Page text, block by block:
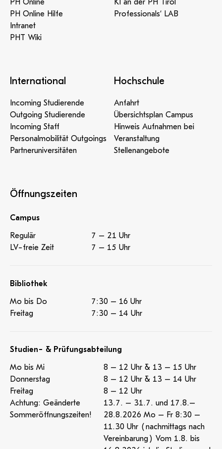
PH Online
PH Online Hilfe
Intranet
PHT Wiki
KI an der PH Tirol
Professionals‘ LAB
International
Incoming Studierende
Outgoing Studierende
Incoming Staff
Personalmobilität Outgoings
Partneruniversitäten
Hochschule
Anfahrt
Übersichtsplan Campus
Hinweis Aufnahmen bei
Veranstaltung
Stellenangebote
Öffnungszeiten
Campus
Regulär
7 – 21 Uhr
LV-freie Zeit
7 – 15 Uhr
Bibliothek
Mo bis Do
7:30 – 16 Uhr
Freitag
7:30 – 14 Uhr
Studien- & Prüfungsabteilung
Mo bis Mi
8 – 12 Uhr & 13 – 15 Uhr
Donnerstag
8 – 12 Uhr & 13 – 14 Uhr
Freitag
8 – 12 Uhr
Achtung: Geänderte
Sommeröffnungszeiten!
13.7. – 31.7. und 17.8.–
28.8.2026 Mo – Fr 8:30 –
11.30 Uhr (nachmittags nach
Vereinbarung) Vom 1.8. bis